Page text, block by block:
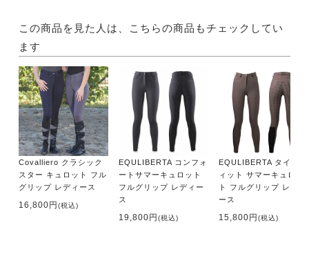
この商品を見た人は、こちらの商品もチェックしてい
ます
Covalliero クラシック
スター キュロット フル
グリップ レディース
16,800円(税込)
EQULIBERTA コンフォ
ートサマーキュロット
フルグリップ レディー
ス
19,800円(税込)
EQULIBERTA タイトフ
ィット サマーキュロッ
ト フルグリップ レディ
ース
15,800円(税込)